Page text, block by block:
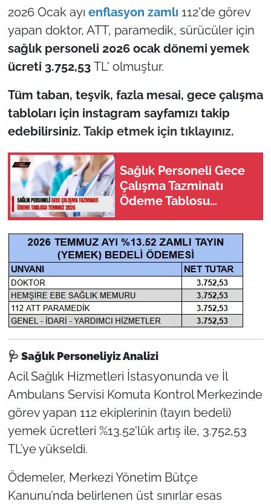
2026 Ocak ayı enflasyon zamlı 112'de görev
yapan doktor, ATT, paramedik, sürücüler için
sağlık personeli 2026 ocak dönemi yemek
ücreti 3.752,53 TL' olmuştur.
Tüm taban, teşvik, fazla mesai, gece çalışma
tabloları için instagram sayfamızı takip
edebilirsiniz. Takip etmek için tıklayınız.
Sağlık Personeli Gece
Çalışma Tazminatı
Ödeme Tablosu
🩺 Sağlık Personeliyiz Analizi
Acil Sağlık Hizmetleri İstasyonunda ve İl
Ambulans Servisi Komuta Kontrol Merkezinde
görev yapan 112 ekiplerinin (tayın bedeli)
yemek ücretleri %13.52'lük artış ile, 3.752,53
TL’ye yükseldi.
Ödemeler, Merkezi Yönetim Bütçe
Kanunu’nda belirlenen üst sınırlar esas